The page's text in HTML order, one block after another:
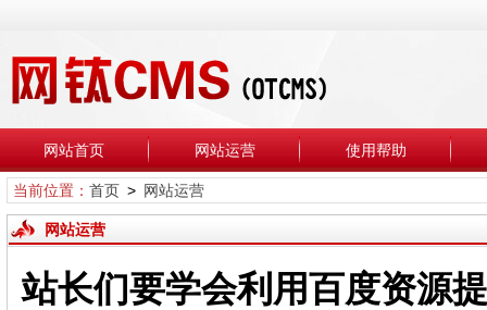
网站首页 网站运营 使用帮助
当前位置： 首页> 网站运营
网站运营
站长们要学会利用百度资源